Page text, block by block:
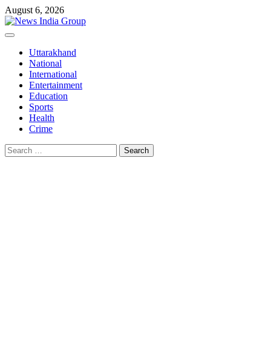
Skip
to
content
August 6, 2026
Primary
Uttarakhand
National
International
Entertainment
Education
Sports
Health
Crime
Search
for: